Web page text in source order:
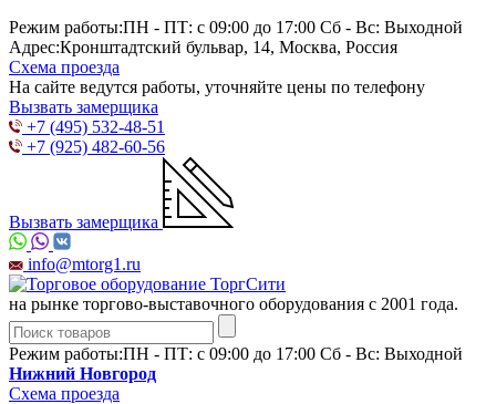
Режим работы:ПН - ПТ: с 09:00 до 17:00 Сб - Вс: Выходной
Адрес:Кронштадтский бульвар, 14, Москва, Россия
Схема проезда
На сайте ведутся работы, уточняйте цены по телефону
Вызвать замерщика
+7 (495) 532-48-51
+7 (925) 482-60-56
Вызвать замерщика
info@mtorg1.ru
на рынке торгово-выставочного оборудования с 2001 года.
Режим работы:ПН - ПТ: с 09:00 до 17:00 Сб - Вс: Выходной
Нижний Новгород
Схема проезда